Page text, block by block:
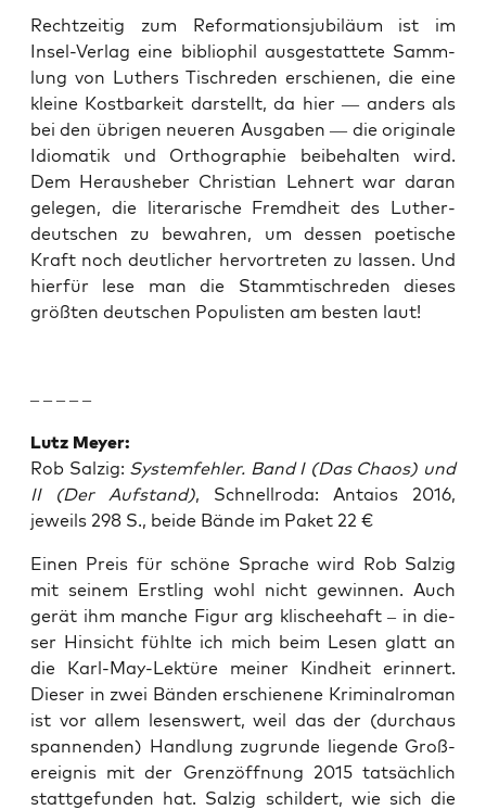
Recht­zei­tig zum Refor­ma­ti­ons­ju­bi­lä­um ist im
Insel-Ver­lag eine biblio­phil aus­ge­stat­te­te Samm­
lung von Luthers Tisch­re­den erschie­nen, die eine
klei­ne Kost­bar­keit dar­stellt, da hier — anders als
bei den übri­gen neue­ren Aus­ga­ben — die ori­gi­na­le
Idio­ma­tik und Ortho­gra­phie bei­be­hal­ten wird.
Dem Her­aus­he­ber Chris­ti­an Leh­nert war dar­an
gele­gen, die lite­ra­ri­sche Fremd­heit des Luther­
deut­schen zu bewah­ren, um des­sen poe­ti­sche
Kraft noch deut­li­cher her­vor­tre­ten zu las­sen. Und
hier­für lese man die Stamm­tisch­re­den die­ses
größ­ten deut­schen Popu­lis­ten am bes­ten laut!
– – – – –
Lutz Mey­er:
Rob Sal­zig: Sys­tem­feh­ler. Band I (Das Cha­os) und
II (Der Auf­stand), Schnell­ro­da: Antai­os 2016,
jeweils 298 S., bei­de Bän­de im Paket 22 €
Einen Preis für schö­ne Spra­che wird Rob Sal­zig
mit sei­nem Erst­ling wohl nicht gewin­nen. Auch
gerät ihm man­che Figur arg kli­schee­haft – in die­
ser Hin­sicht fühl­te ich mich beim Lesen glatt an
die Karl-May-Lek­tü­re mei­ner Kind­heit erin­nert.
Die­ser in zwei Bän­den erschie­ne­ne Kri­mi­nal­ro­man
ist vor allem lesens­wert, weil das der (durch­aus
span­nen­den) Hand­lung zugrun­de lie­gen­de Groß­
ereig­nis mit der Grenz­öff­nung 2015 tat­säch­lich
statt­ge­fun­den hat. Sal­zig schil­dert, wie sich die